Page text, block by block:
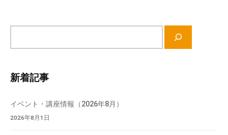
検
新着記事
イベント・講座情報（2026年8月）
2026年8月1日